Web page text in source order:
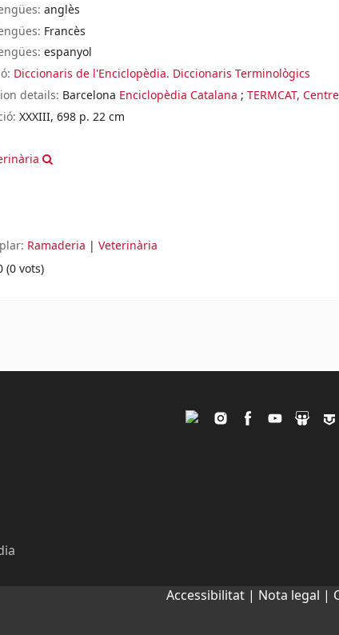
anglès
Francès
espanyol
Diccionaris de l'Enciclopèdia. Diccionaris Terminològics
details: Barcelona Enciclopèdia Catalana ; TERMCAT,
XXXIII, 698 p. 22 cm
Ramaderia | Veterinària
(0 vots)
Accessibilitat | Nota legal |